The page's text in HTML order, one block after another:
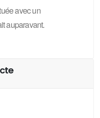
avec un
auparavant.